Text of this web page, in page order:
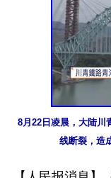
8月22日凌晨，大陆川
线断裂，造